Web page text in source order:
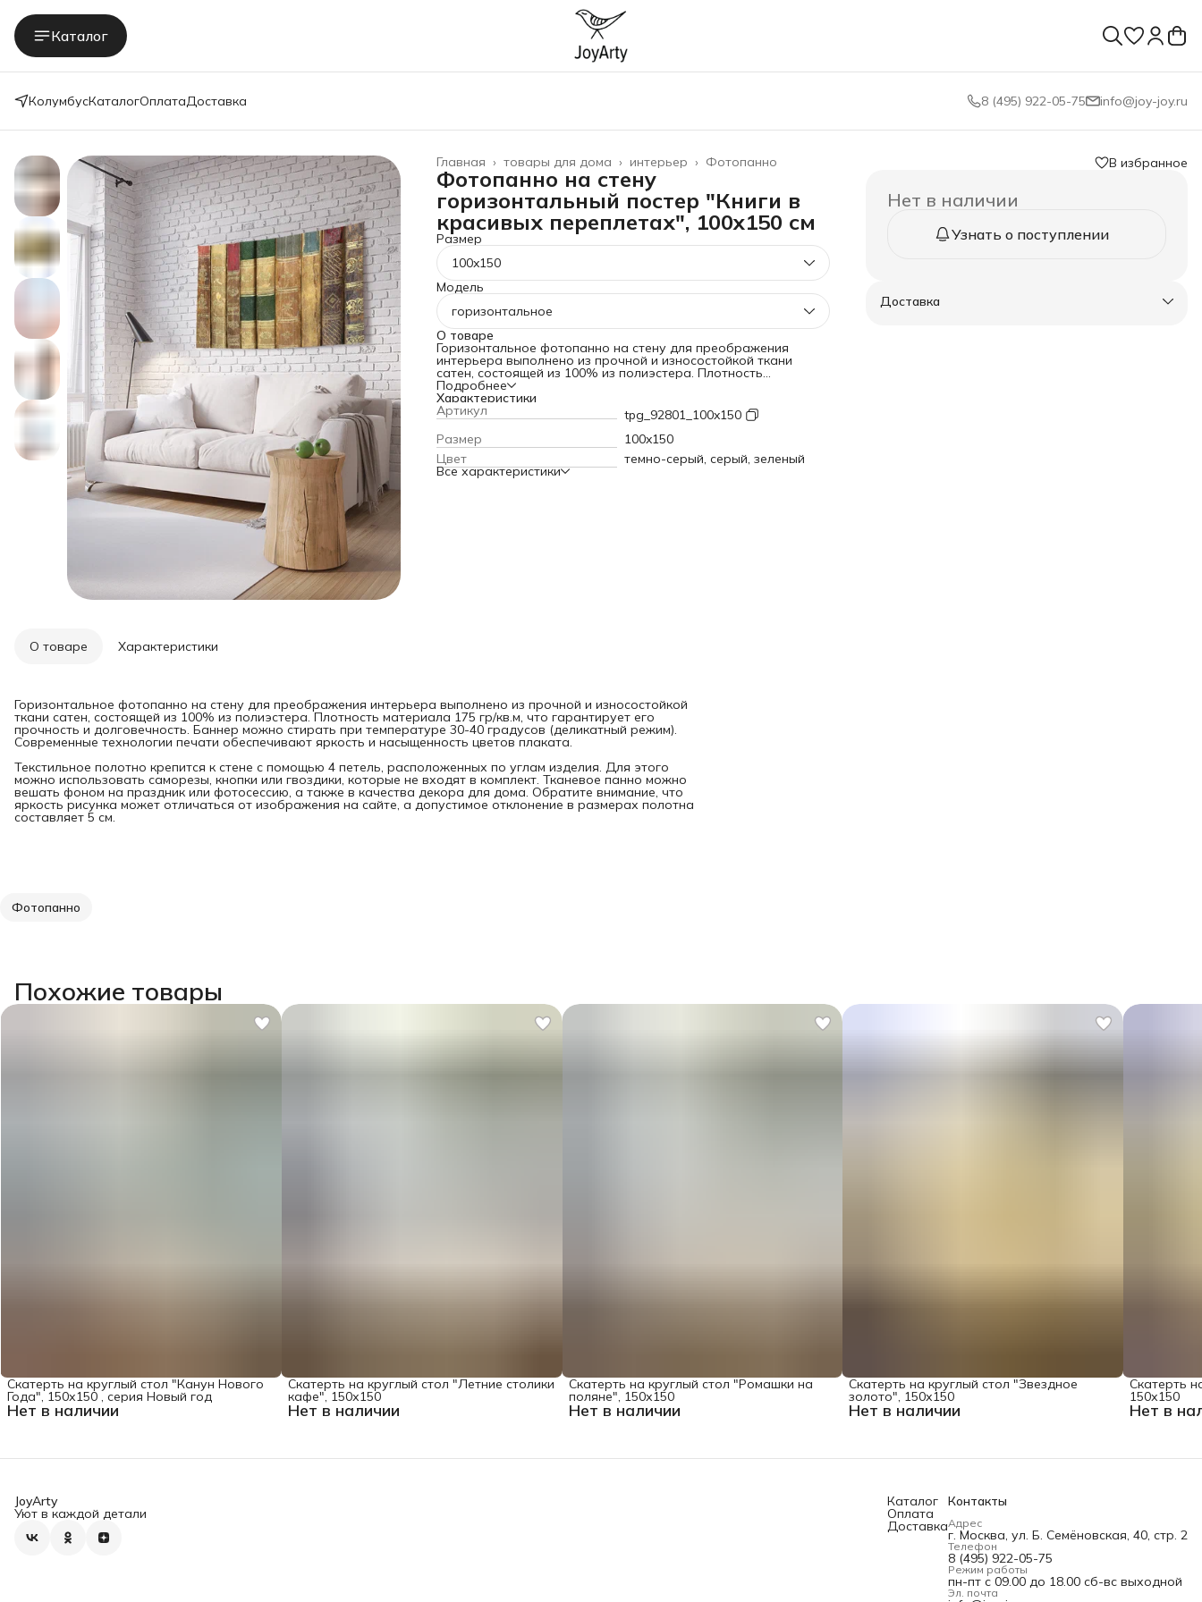
Каталог
КолумбусКаталогОплатаДоставка 8 (495) 922-05-75 info@joy-joy.ru
Фотопанно
интерьер ›
товары для дома ›
Главная ›
Фотопанно на стену
горизонтальный постер "Книги в
красивых переплетах", 100x150 см
Размер
100x150
Модель
горизонтальное
О товаре
Горизонтальное фотопанно на стену для преображения
интерьера выполнено из прочной и износостойкой ткани
сатен, состоящей из 100% из полиэстера. Плотность
материала 175 гр/кв.м, что гарантирует его прочность и
долговечность. Баннер можно стирать при температуре 30-40
градусов (деликатный режим). Современные технологии
печати обеспечивают яркость и насыщенность цветов
плаката. Текстильное полотно крепится к стене с помощью 4
петель, расположенных по углам изделия. Для этого можно
использовать саморезы, кнопки или гвоздики, которые не
входят в комплект. Тканевое панно можно вешать фоном на
Подробнее
Характеристики
Артикул
tpg_92801_100x150
Размер
100x150
Цвет
темно-серый, серый, зеленый
Все характеристики
В избранное
Нет в наличии
Узнать о поступлении
Доставка
О товаре Характеристики
Горизонтальное фотопанно на стену для преображения интерьера выполнено из прочной и износостойкой
ткани сатен, состоящей из 100% из полиэстера. Плотность материала 175 гр/кв.м, что гарантирует его
прочность и долговечность. Баннер можно стирать при температуре 30-40 градусов (деликатный режим).
Современные технологии печати обеспечивают яркость и насыщенность цветов плаката.
Текстильное полотно крепится к стене с помощью 4 петель, расположенных по углам изделия. Для этого
можно использовать саморезы, кнопки или гвоздики, которые не входят в комплект. Тканевое панно можно
вешать фоном на праздник или фотосессию, а также в качества декора для дома. Обратите внимание, что
яркость рисунка может отличаться от изображения на сайте, а допустимое отклонение в размерах полотна
составляет 5 см.
Фотопанно
Похожие товары
Нет в наличии
Скатерть на круглый стол "Канун Нового
Года", 150х150 , серия Новый год
Нет в наличии
Скатерть на круглый стол "Летние столики
кафе", 150х150
Нет в наличии
Скатерть на круглый стол "Ромашки на
поляне", 150х150
Нет в наличии
Скатерть на круглый стол "Звездное
золото", 150х150
Нет в
Скатерть
150х150
JoyArty
Уют в каждой детали
Каталог
Оплата
Доставка
Контакты
Адрес
г. Москва, ул. Б. Семёновская, 40, стр. 2
Телефон
8 (495) 922-05-75
Режим работы
пн-пт с 09.00 до 18.00 сб-вс выходной
Эл. почта